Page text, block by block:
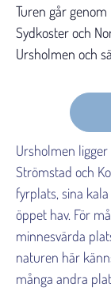
Turen går
Sydkoster och
Ursholmen och
Ursholmen
Strömstad och
fyrplats, sina
öppet hav. För
minnesvärda
naturen här
många andra